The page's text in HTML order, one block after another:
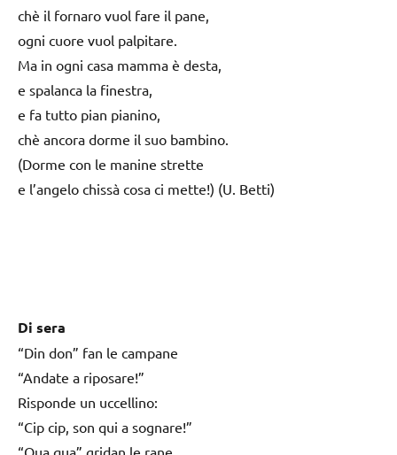
chè il fornaro vuol fare il pane,
ogni cuore vuol palpitare.
Ma in ogni casa mamma è desta,
e spalanca la finestra,
e fa tutto pian pianino,
chè ancora dorme il suo bambino.
(Dorme con le manine strette
e l’angelo chissà cosa ci mette!) (U. Betti)
Di sera
“Din don” fan le campane
“Andate a riposare!”
Risponde un uccellino:
“Cip cip, son qui a sognare!”
“Qua qua” gridan le rane